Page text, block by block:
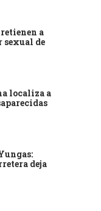
a
sexual de
localiza a
deja